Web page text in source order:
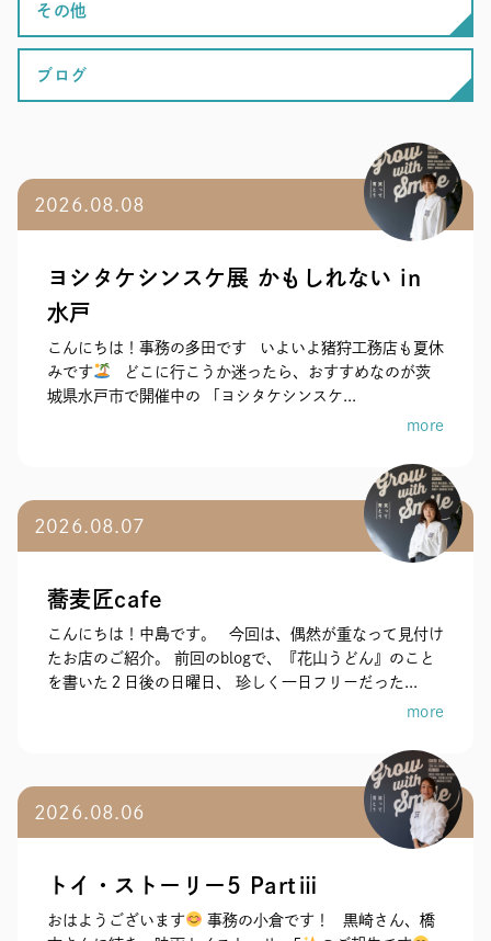
その他
ブログ
2026.08.08
ヨシタケシンスケ展 かもしれない in
水戸
こんにちは！事務の多田です いよいよ猪狩工務店も夏休
みです
どこに行こうか迷ったら、おすすめなのが茨
城県水戸市で開催中の 「ヨシタケシンスケ...
more
2026.08.07
蕎麦匠cafe
こんにちは！中島です。 今回は、偶然が重なって見付け
たお店のご紹介。 前回のblogで、『花山うどん』のこと
を書いた２日後の日曜日、 珍しく一日フリーだった...
more
2026.08.06
トイ・ストーリー5 Partⅲ
おはようございます
事務の小倉です！ 黒崎さん、橋